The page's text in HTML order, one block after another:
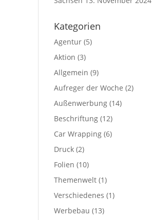
Kategorien
Agentur (5)
Aktion (3)
Allgemein (9)
Aufreger der Woche (2)
Außenwerbung (14)
Beschriftung (12)
Car Wrapping (6)
Druck (2)
Folien (10)
Themenwelt (1)
Verschiedenes (1)
Werbebau (13)